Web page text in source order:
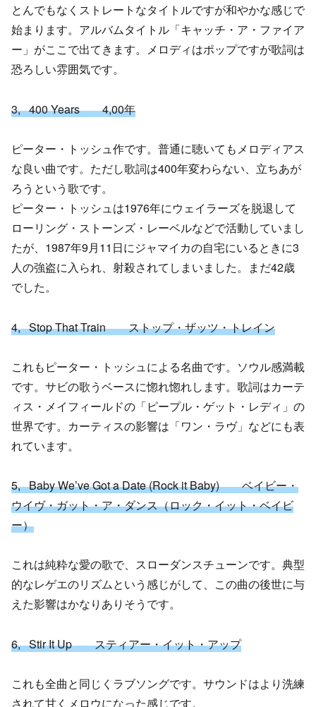
とんでもなくストレートなタイトルですが和やかな感じで
始まります。アルバムタイトル「キャッチ・ア・ファイア
ー」がここで出てきます。メロディはポップですが歌詞は
恐ろしい雰囲気です。
3, 400 Years 4,00年
ピーター・トッシュ作です。普通に聴いてもメロディアス
な良い曲です。ただし歌詞は400年変わらない、立ちあが
ろうという歌です。
ピーター・トッシュは1976年にウェイラーズを脱退して
ローリング・ストーンズ・レーベルなどで活動していまし
たが、1987年9月11日にジャマイカの自宅にいるときに3
人の強盗に入られ、射殺されてしまいました。まだ42歳
でした。
4, Stop That Train ストップ・ザッツ・トレイン
これもピーター・トッシュによる名曲です。ソウル感満載
です。サビの歌うベースに惚れ惚れします。歌詞はカーテ
ィス・メイフィールドの「ピープル・ゲット・レディ」の
世界です。カーティスの影響は「ワン・ラヴ」などにも表
れています。
5, Baby We’ve Got a Date (Rock it Baby) ベイビー・
ウイヴ・ガット・ア・ダンス（ロック・イット・ベイビ
ー）
これは純粋な愛の歌で、スローダンスチューンです。典型
的なレゲエのリズムという感じがして、この曲の後世に与
えた影響はかなりありそうです。
6, Stir It Up スティアー・イット・アップ
これも全曲と同じくラブソングです。サウンドはより洗練
されて甘くメロウになった感じです。